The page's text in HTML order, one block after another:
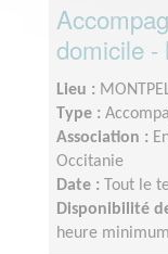
domicile -
Lieu :
Type :
Association :
Occitanie
Date :
Tout le
Disponibilité
heure minimum